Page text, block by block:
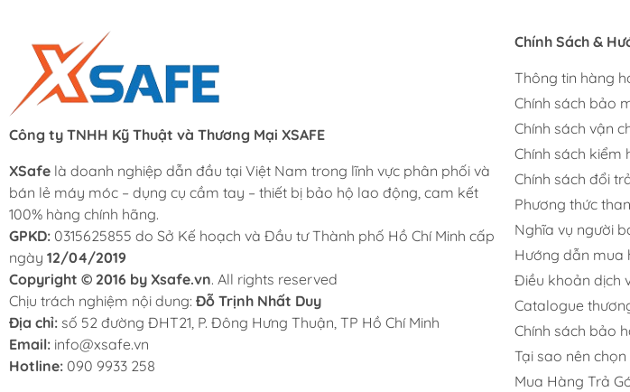
Công ty TNHH Kỹ Thuật và Thương Mại XSAFE
XSafe là doanh nghiệp dẫn đầu tại Việt Nam trong lĩnh vực phân phối và
bán lẻ máy móc – dụng cụ cầm tay – thiết bị bảo hộ lao động, cam kết
100% hàng chính hãng.
GPKD: 0315625855 do Sở Kế hoạch và Đầu tư Thành phố Hồ Chí Minh cấp
ngày 12/04/2019
Copyright © 2016 by Xsafe.vn. All rights reserved
Chịu trách nghiệm nội dung: Đỗ Trịnh Nhất Duy
Địa chỉ: số 52 đường ĐHT21, P. Đông Hưng Thuận, TP Hồ Chí Minh
Email: info@xsafe.vn
Hotline: 090 9933 258
Chính Sách &
Thông tin hàng
Chính sách bảo
Chính sách vận
Chính sách kiểm
Chính sách đổi
Phương thức
Nghĩa vụ người
Hướng dẫn mua
Điều khoản dịch
Catalogue
Chính sách bảo
Tại sao nên
Mua Hàng Trả